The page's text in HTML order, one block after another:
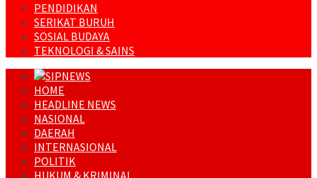
PENDIDIKAN
SERIKAT BURUH
SOSIAL BUDAYA
TEKNOLOGI & SAINS
HOME
HEADLINE NEWS
NASIONAL
DAERAH
INTERNASIONAL
POLITIK
HUKUM & KRIMINAL